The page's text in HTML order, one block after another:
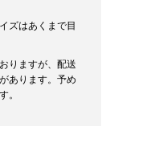
ズはあくまで目
りますが、配送
あります。予め
。